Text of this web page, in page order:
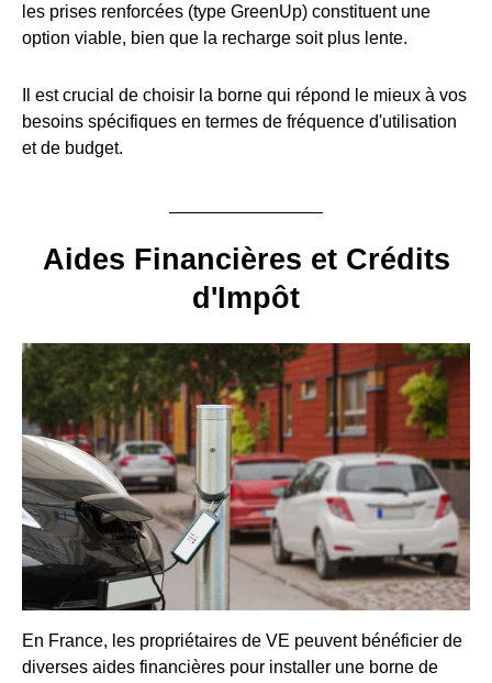
les prises renforcées (type GreenUp) constituent une
option viable, bien que la recharge soit plus lente.
Il est crucial de choisir la borne qui répond le mieux à vos
besoins spécifiques en termes de fréquence d'utilisation
et de budget.
Aides Financières et Crédits
d'Impôt
En France, les propriétaires de VE peuvent bénéficier de
diverses aides financières pour installer une borne de